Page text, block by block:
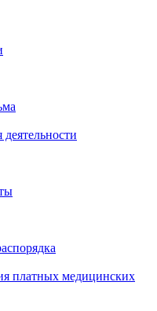
платных медицинских